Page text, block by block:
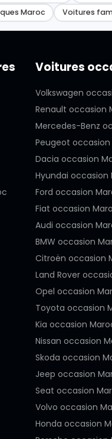
Maroc Voitures
Voitures
Volkswagen
Renault occasion
Mercedes-Benz
Peugeot occasion
Dacia occasion
Hyundai occasion
Ford occasion
Fiat occasion
Audi occasion
BMW occasion
Citroën occasion
Land Rover
Opel occasion
Toyota occasion
Kia occasion
Nissan occasion
Skoda occasion
Jeep occasion
Seat occasion
Volvo occasion
Honda occasion